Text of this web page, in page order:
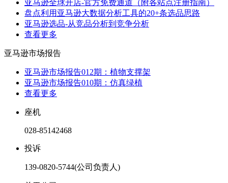
亚马逊全球开店-官方免费通道（附各站点注册指南）
盘点利用亚马逊大数据分析工具的20+条选品思路
亚马逊选品-从竞品分析到竞争分析
查看更多
亚马逊市场报告
亚马逊市场报告012期：植物支撑架
亚马逊市场报告010期：仿真绿植
查看更多
座机
028-85142468
投诉
139-0820-5744(公司负责人)